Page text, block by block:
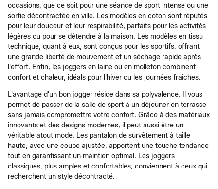
occasions, que ce soit pour une séance de sport intense ou une
sortie décontractée en ville. Les modèles en coton sont réputés
pour leur douceur et leur respirabilité, parfaits pour les activités
légères ou pour se détendre à la maison. Les modèles en tissu
technique, quant à eux, sont conçus pour les sportifs, offrant
une grande liberté de mouvement et un séchage rapide après
l'effort. Enfin, les joggers en laine ou en molleton combinent
confort et chaleur, idéals pour l'hiver ou les journées fraîches.
L'avantage d'un bon jogger réside dans sa polyvalence. Il vous
permet de passer de la salle de sport à un déjeuner en terrasse
sans jamais compromettre votre confort. Grâce à des matériaux
innovants et des designs modernes, il peut aussi être un
véritable atout mode. Les pantalon de survêtement à taille
haute, avec une coupe ajustée, apportent une touche tendance
tout en garantissant un maintien optimal. Les joggers
classiques, plus amples et confortables, conviennent à ceux qui
recherchent un style décontracté.